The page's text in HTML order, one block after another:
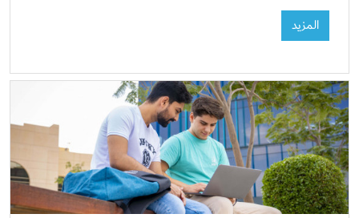
المزيد